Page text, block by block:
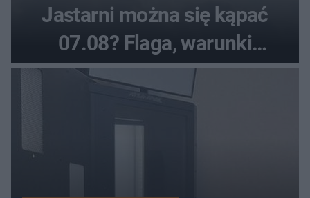
Jastarni można się kąpać
07.08? Flaga, warunki
pogodowe